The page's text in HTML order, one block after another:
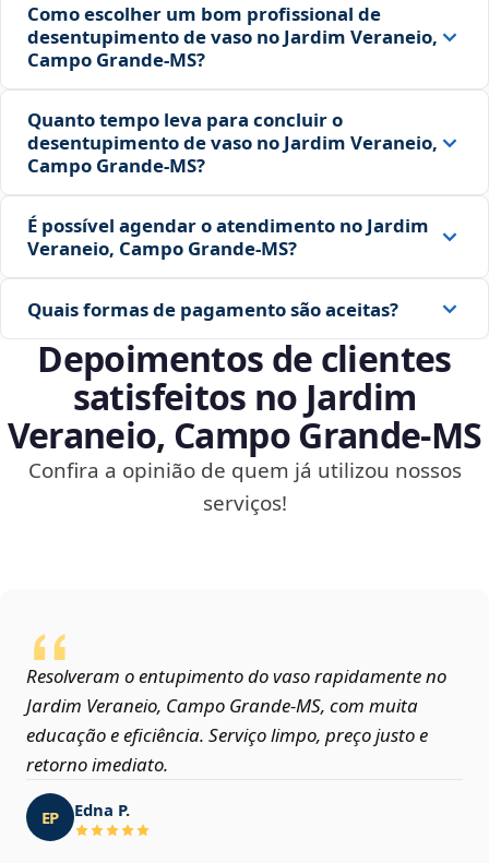
Como escolher um bom profissional de
desentupimento de vaso no Jardim Veraneio,
Campo Grande‑MS?
Quanto tempo leva para concluir o
desentupimento de vaso no Jardim Veraneio,
Campo Grande‑MS?
É possível agendar o atendimento no Jardim
Veraneio, Campo Grande‑MS?
Quais formas de pagamento são aceitas?
Depoimentos de clientes
satisfeitos no Jardim
Veraneio, Campo Grande‑MS
Confira a opinião de quem já utilizou nossos
serviços!
Resolveram o entupimento do vaso rapidamente no
Jardim Veraneio, Campo Grande‑MS, com muita
educação e eficiência. Serviço limpo, preço justo e
retorno imediato.
EP Edna P.